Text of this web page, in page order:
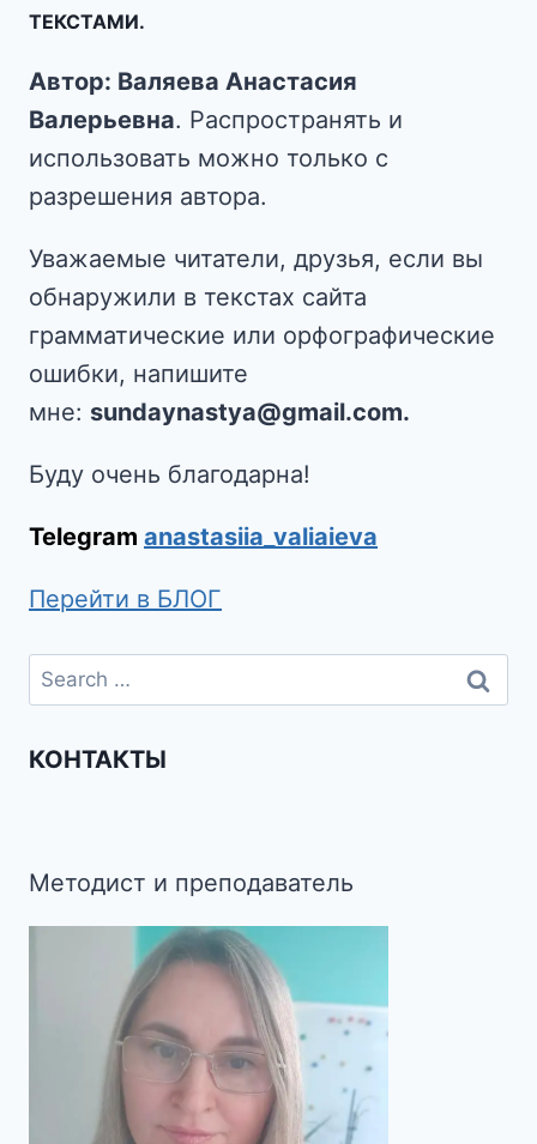
ТЕКСТАМИ.
Автор: Валяева Анастасия
Валерьевна. Распространять и
использовать можно только с
разрешения автора.
Уважаемые читатели, друзья, если вы
обнаружили в текстах сайта
грамматические или орфографические
ошибки, напишите
мне: sundaynastya@gmail.com.
Буду очень благодарна!
Telegram anastasiia_valiaieva
Перейти в БЛОГ
КОНТАКТЫ
Методист и преподаватель